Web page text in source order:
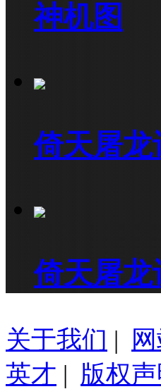
神机图
倚天屠龙
倚天屠龙
关于我们 |
英才 | 版权声